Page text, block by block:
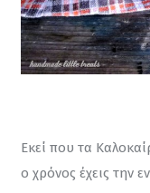
Εκεί που τα
ο χρόνος έχεις την